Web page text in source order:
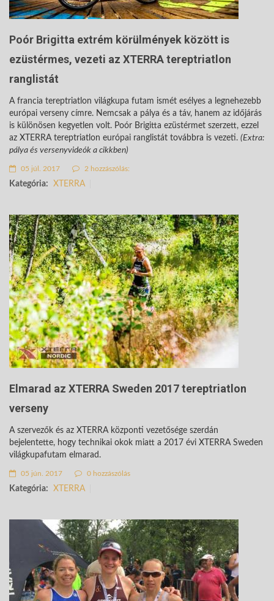
Poór Brigitta extrém körülmények között is
ezüstérmes, vezeti az XTERRA tereptriatlon
ranglistát
A francia tereptriatlon világkupa futam ismét esélyes a legnehezebb
európai verseny címre. Nemcsak a pálya és a táv, hanem az időjárás
is különösen kegyetlen volt. Poór Brigitta ezüstérmet szerzett, ezzel
az XTERRA tereptriatlon európai ranglistát továbbra is vezeti. (Extra:
pálya és versenyvideók a cikkben)
05 júl. 2017 2 hozzászólás:
Kategória: XTERRA
Elmarad az XTERRA Sweden 2017 tereptriatlon
verseny
A szervezők és az XTERRA központi vezetősége szerdán
bejelentette, hogy technikai okok miatt a 2017 évi XTERRA Sweden
világkupafutam elmarad.
05 jún. 2017 0 hozzászólás
Kategória: XTERRA